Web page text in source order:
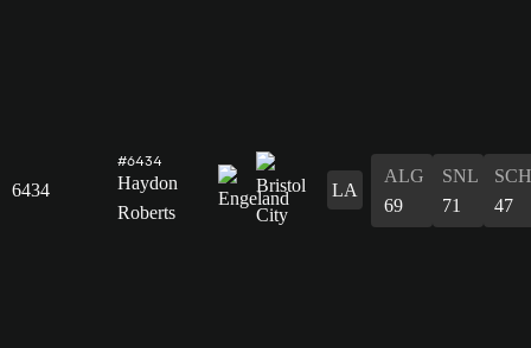
6434
#6434
Haydon
Roberts
LA
ALG
69
SNL
71
SCH
47